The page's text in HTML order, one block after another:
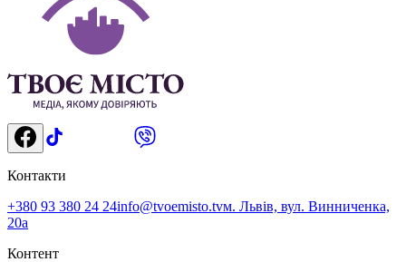
Контакти
+380 93 380 24 24info@tvoemisto.tvм. Львів, вул. Винниченка,
20а
Контент